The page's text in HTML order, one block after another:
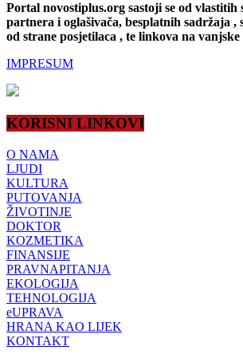
Portal novostiplus.org sastoji se od vlastitih
partnera i oglašivača, besplatnih sadržaja
od strane posjetilaca , te linkova na vanjske
IMPRESUM
KORISNI LINKOVI
O NAMA
LJUDI
KULTURA
PUTOVANJA
ŽIVOTINJE
DOKTOR
KOZMETIKA
FINANSIJE
PRAVNAPITANJA
EKOLOGIJA
TEHNOLOGIJA
eUPRAVA
HRANA KAO LIJEK
KONTAKT